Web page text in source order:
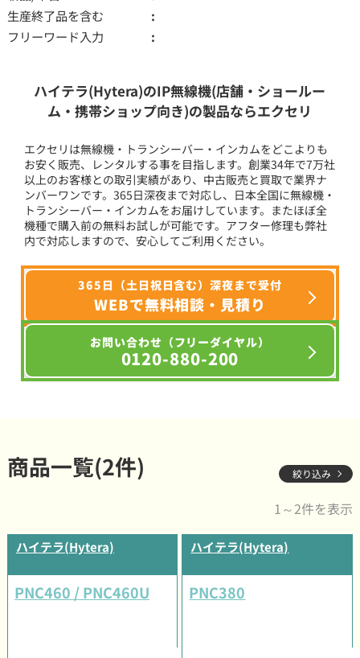
生産終了品を含む
フリーワード入力
ハイテラ(Hytera)のIP無線機(店舗・ショールー
ム・携帯ショップ向き)の製品ならエクセリ
エクセリは無線機・トランシーバー・インカムをどこよりも
お安く販売、レンタルする事を目指します。創業34年で7万社
以上のお客様との取引実績があり、中古販売と買取で業界ナ
ンバーワンです。365日深夜まで対応し、日本全国に無線機・
トランシーバー・インカムをお届けしています。またほぼ全
機種で購入前の無料お試しが可能です。アフター修理も弊社
内で対応しますので、安心してご利用ください。
365日（土日祝日含む）深夜まで受付
WEBで無料相談・見積り
お問い合わせ（フリーダイヤル）
0120-880-200
商品一覧(2件) 絞り込み
1～2件を表示
ハイテラ(Hytera)
PNC460 / PNC460U
ハイテラ(Hytera)
PNC380